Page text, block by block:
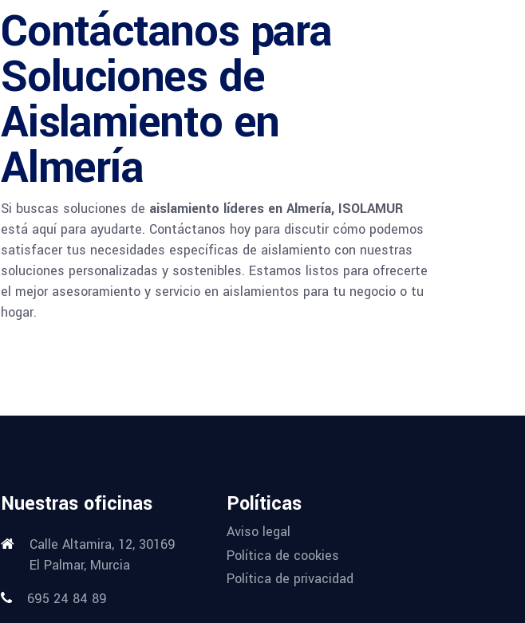
Contáctanos para
Soluciones de
Aislamiento en
Almería
Si buscas soluciones de aislamiento líderes en Almería, ISOLAMUR
está aquí para ayudarte. Contáctanos hoy para discutir cómo podemos
satisfacer tus necesidades específicas de aislamiento con nuestras
soluciones personalizadas y sostenibles. Estamos listos para ofrecerte
el mejor asesoramiento y servicio en aislamientos para tu negocio o tu
hogar.
Nuestras oficinas
Calle Altamira, 12, 30169
El Palmar, Murcia
695 24 84 89
Políticas
Aviso legal
Política de cookies
Política de privacidad